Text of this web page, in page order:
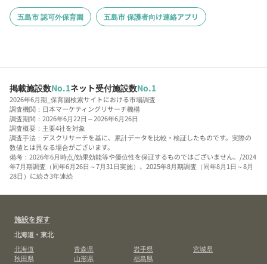
五島市 認可外保育園 五島市 保護者向け連絡アプリ
掲載施設数No.1ネット受付施設数No.1
2026年6月期_保育園検索サイトにおける市場調査
調査機関：日本マーケティングリサーチ機構
調査期間：2026年6月22日～2026年6月26日
調査概要：主要4社を対象
調査手法：デスクリサーチを基に、累計データを比較・検証したものです。実際の
数値とは異なる場合がございます。
備考：2026年6月時点/効果効能等や優位性を保証するものではございません。/2024
年7月期調査（同年6月26日～7月31日実施）、2025年8月期調査（同年8月1日～8月
28日）に続き3年連続
施設を探す
北海道・東北
北海道
青森県 岩手県
宮城県
秋田県
山形県
福島県